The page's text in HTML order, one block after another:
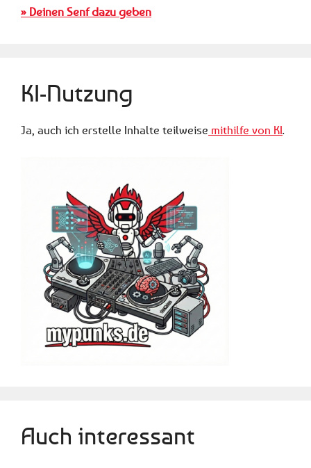
» Deinen Senf dazu geben
KI-Nutzung
Ja, auch ich erstelle Inhalte teilweise mithilfe von KI.
Auch interessant